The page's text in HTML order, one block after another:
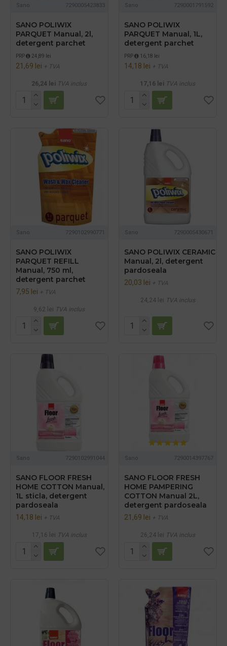
Sano 7290005423833
SANO POLIWIX
PARQUET Manual, 2l,
detergent parchet
PRP 24,89 lei
21,69 lei + TVA
26,24 lei TVA inclus
Sano 7290001791592
SANO POLIWIX
PARQUET Manual, 1L,
detergent parchet
PRP 16,18 lei
14,18 lei + TVA
17,16 lei TVA inclus
Sano 7290102990771
SANO POLIWIX
PARQUET REFILL
Manual, 750 ml,
detergent parchet
7,95 lei + TVA
9,62 lei TVA inclus
Sano 7290005430671
SANO POLIWIX CERAMIC
Manual, 2l, detergent
pardoseala
20,03 lei + TVA
24,24 lei TVA inclus
Sano 7290102991044
SANO FLOOR FRESH
HOME COTTON Manual,
1L sticla, detergent
pardoseala
14,18 lei + TVA
17,16 lei TVA inclus
Sano 7290014397767
SANO FLOOR FRESH
HOME PAMPERING
COTTON Manual 2L,
detergent pardoseala
21,69 lei + TVA
26,24 lei TVA inclus